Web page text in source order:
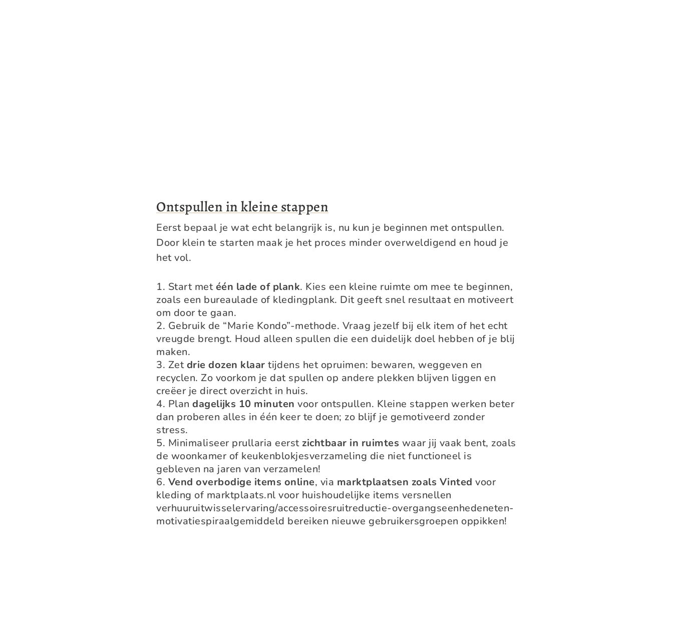
Ontspullen in kleine stappen
Eerst bepaal je wat echt belangrijk is, nu kun je beginnen met ontspullen.
Door klein te starten maak je het proces minder overweldigend en houd je
het vol.
Start metéén lade of plank. Kies een kleine ruimte om mee te beginnen,
zoals een bureaulade of kledingplank. Dit geeft snel resultaat en motiveert
om door te gaan.
Gebruik de “Marie Kondo”-methode. Vraag jezelf bij elk item of het echt
vreugde brengt. Houd alleen spullen die een duidelijk doel hebben of je blij
maken.
Zetdrie dozen klaar tijdens het opruimen: bewaren, weggeven en
recyclen. Zo voorkom je dat spullen op andere plekken blijven liggen en
creëer je direct overzicht in huis.
Plan dagelijks 10 minuten voor ontspullen. Kleine stappen werken beter
dan proberen alles in één keer te doen; zo blijf je gemotiveerd zonder
stress.
Minimaliseer prullaria eerst zichtbaar in ruimtes waar jij vaak bent, zoals
de woonkamer of keukenblokjesverzameling die niet functioneel is
gebleven na jaren van verzamelen!
Vend overbodige items online, via marktplaatsen zoals Vinted voor
kleding of marktplaats.nl voor huishoudelijke items versnellen
verhuuruitwisselervaring/accessoiresruitreductie-overgangseenhedeneten-
motivatiespiraalgemiddeld bereiken nieuwe gebruikersgroepen oppikken!